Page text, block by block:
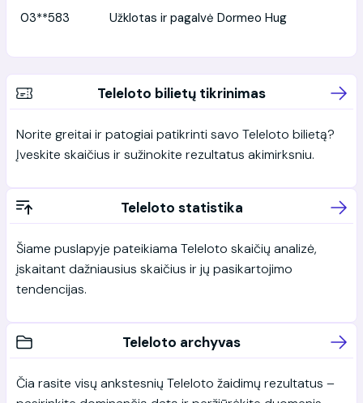
03**583 Užklotas ir pagalvė Dormeo Hug
Teleloto bilietų tikrinimas
Norite greitai ir patogiai patikrinti savo Teleloto bilietą?
Įveskite skaičius ir sužinokite rezultatus akimirksniu.
Teleloto statistika
Šiame puslapyje pateikiama Teleloto skaičių analizė,
įskaitant dažniausius skaičius ir jų pasikartojimo
tendencijas.
Teleloto archyvas
Čia rasite visų ankstesnių Teleloto žaidimų rezultatus –